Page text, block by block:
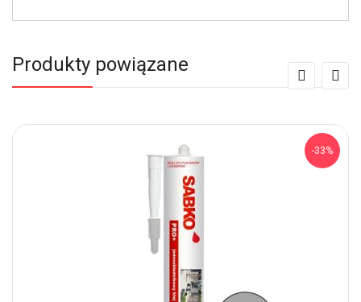
Produkty powiązane
-33%